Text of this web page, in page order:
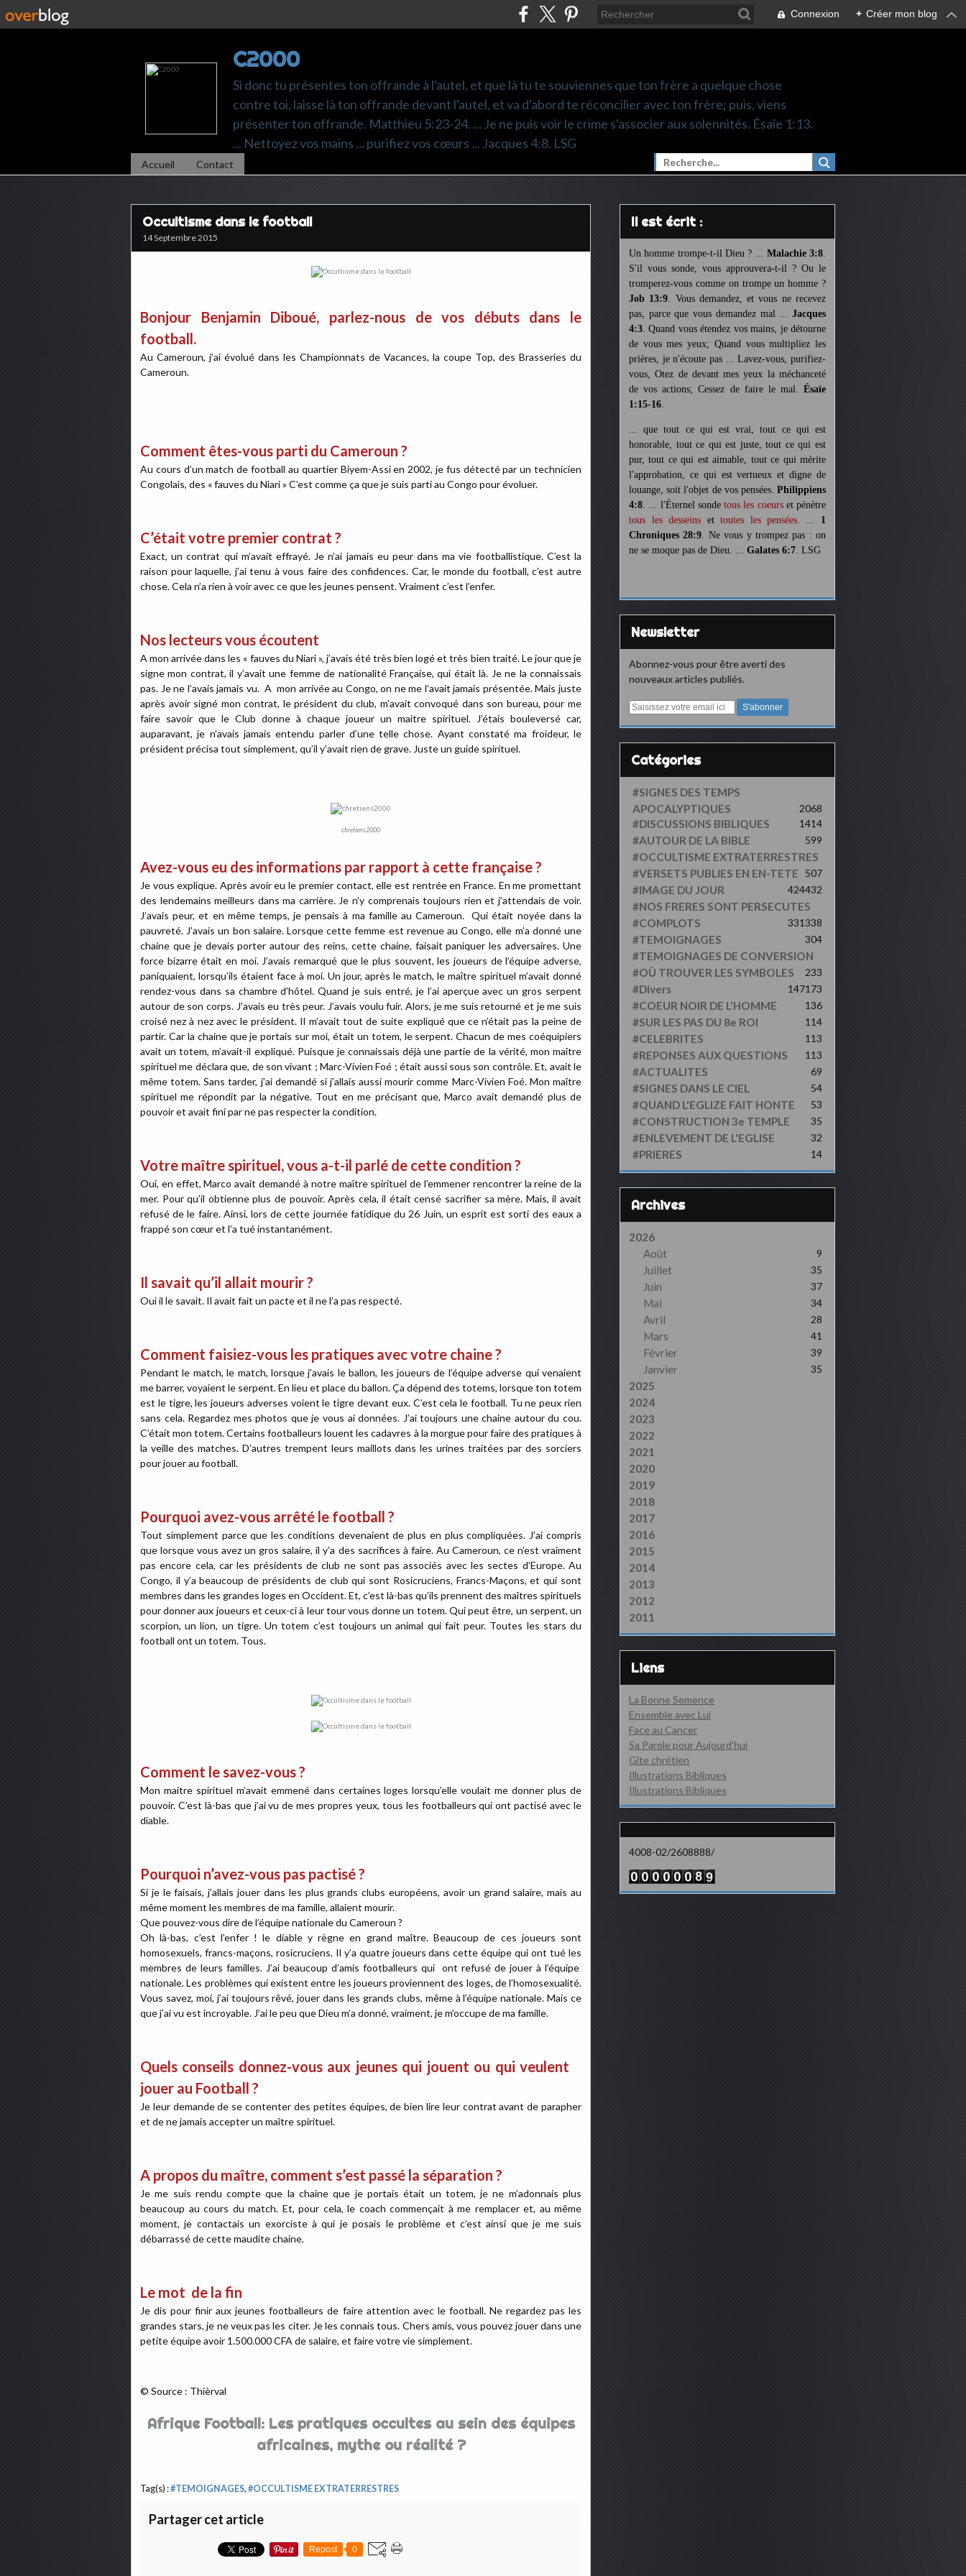
Connexion + Créer mon blog
C2000
Si donc tu présentes ton offrande à l'autel, et que là tu te souviennes que ton frère a quelque chose
contre toi, laisse là ton offrande devant l'autel, et va d'abord te réconcilier avec ton frère; puis, viens
présenter ton offrande. Matthieu 5:23-24. ... Je ne puis voir le crime s'associer aux solennités. Ésaïe 1:13.
... Nettoyez vos mains ... purifiez vos cœurs ... Jacques 4:8. LSG
Accueil Contact
Occultisme dans le football
14 Septembre 2015
Bonjour Benjamin Diboué, parlez-nous de vos débuts dans le
football.
Au Cameroun, j’ai évolué dans les Championnats de Vacances, la coupe Top, des Brasseries du
Cameroun.
Comment êtes-vous parti du Cameroun ?
Au cours d’un match de football au quartier Biyem-Assi en 2002, je fus détecté par un technicien
Congolais, des « fauves du Niari » C’est comme ça que je suis parti au Congo pour évoluer.
C’était votre premier contrat ?
Exact, un contrat qui m’avait effrayé. Je n’ai jamais eu peur dans ma vie footballistique. C’est la
raison pour laquelle, j’ai tenu à vous faire des confidences. Car, le monde du football, c’est autre
chose. Cela n’a rien à voir avec ce que les jeunes pensent. Vraiment c’est l’enfer.
Nos lecteurs vous écoutent
A mon arrivée dans les « fauves du Niari », j’avais été très bien logé et très bien traité. Le jour que je
signe mon contrat, il y’avait une femme de nationalité Française, qui était là. Je ne la connaissais
pas. Je ne l’avais jamais vu. A mon arrivée au Congo, on ne me l’avait jamais présentée. Mais juste
après avoir signé mon contrat, le président du club, m’avait convoqué dans son bureau, pour me
faire savoir que le Club donne à chaque joueur un maitre spirituel. J’étais bouleversé car,
auparavant, je n’avais jamais entendu parler d’une telle chose. Ayant constaté ma froideur, le
président précisa tout simplement, qu’il y’avait rien de grave. Juste un guide spirituel.
chretiens2000
Avez-vous eu des informations par rapport à cette française ?
Je vous explique. Après avoir eu le premier contact, elle est rentrée en France. En me promettant
des lendemains meilleurs dans ma carrière. Je n’y comprenais toujours rien et j’attendais de voir.
J’avais peur, et en même temps, je pensais à ma famille au Cameroun. Qui était noyée dans la
pauvreté. J’avais un bon salaire. Lorsque cette femme est revenue au Congo, elle m’a donné une
chaine que je devais porter autour des reins, cette chaine, faisait paniquer les adversaires. Une
force bizarre était en moi. J’avais remarqué que le plus souvent, les joueurs de l’équipe adverse,
paniquaient, lorsqu’ils étaient face à moi. Un jour, après le match, le maître spirituel m’avait donné
rendez-vous dans sa chambre d’hôtel. Quand je suis entré, je l’ai aperçue avec un gros serpent
autour de son corps. J’avais eu très peur. J’avais voulu fuir. Alors, je me suis retourné et je me suis
croisé nez à nez avec le président. Il m’avait tout de suite expliqué que ce n’était pas la peine de
partir. Car la chaine que je portais sur moi, était un totem, le serpent. Chacun de mes coéquipiers
avait un totem, m’avait-il expliqué. Puisque je connaissais déjà une partie de la vérité, mon maître
spirituel me déclara que, de son vivant ; Marc-Vivien Foé ; était aussi sous son contrôle. Et, avait le
même totem. Sans tarder, j’ai demandé si j’allais aussi mourir comme Marc-Vivien Foé. Mon maître
spirituel me répondit par la négative. Tout en me précisant que, Marco avait demandé plus de
pouvoir et avait fini par ne pas respecter la condition.
Votre maître spirituel, vous a-t-il parlé de cette condition ?
Oui, en effet, Marco avait demandé à notre maître spirituel de l’emmener rencontrer la reine de la
mer. Pour qu’il obtienne plus de pouvoir. Après cela, il était censé sacrifier sa mère. Mais, il avait
refusé de le faire. Ainsi, lors de cette journée fatidique du 26 Juin, un esprit est sorti des eaux a
frappé son cœur et l’a tué instantanément.
Il savait qu’il allait mourir ?
Oui il le savait. Il avait fait un pacte et il ne l’a pas respecté.
Comment faisiez-vous les pratiques avec votre chaine ?
Pendant le match, le match, lorsque j’avais le ballon, les joueurs de l’équipe adverse qui venaient
me barrer, voyaient le serpent. En lieu et place du ballon. Ça dépend des totems, lorsque ton totem
est le tigre, les joueurs adverses voient le tigre devant eux. C’est cela le football. Tu ne peux rien
sans cela. Regardez mes photos que je vous ai données. J’ai toujours une chaine autour du cou.
C’était mon totem. Certains footballeurs louent les cadavres à la morgue pour faire des pratiques à
la veille des matches. D’autres trempent leurs maillots dans les urines traitées par des sorciers
pour jouer au football.
Pourquoi avez-vous arrêté le football ?
Tout simplement parce que les conditions devenaient de plus en plus compliquées. J’ai compris
que lorsque vous avez un gros salaire, il y’a des sacrifices à faire. Au Cameroun, ce n’est vraiment
pas encore cela, car les présidents de club ne sont pas associés avec les sectes d’Europe. Au
Congo, il y’a beaucoup de présidents de club qui sont Rosicruciens, Francs-Maçons, et qui sont
membres dans les grandes loges en Occident. Et, c’est là-bas qu’ils prennent des maîtres spirituels
pour donner aux joueurs et ceux-ci à leur tour vous donne un totem. Qui peut être, un serpent, un
scorpion, un lion, un tigre. Un totem c’est toujours un animal qui fait peur. Toutes les stars du
football ont un totem. Tous.
Comment le savez-vous ?
Mon maitre spirituel m’avait emmené dans certaines loges lorsqu’elle voulait me donner plus de
pouvoir. C’est là-bas que j’ai vu de mes propres yeux, tous les footballeurs qui ont pactisé avec le
diable.
Pourquoi n’avez-vous pas pactisé ?
Si je le faisais, j’allais jouer dans les plus grands clubs européens, avoir un grand salaire, mais au
même moment les membres de ma famille, allaient mourir.
Que pouvez-vous dire de l’équipe nationale du Cameroun ?
Oh là-bas, c’est l’enfer ! le diable y règne en grand maître. Beaucoup de ces joueurs sont
homosexuels, francs-maçons, rosicruciens. Il y’a quatre joueurs dans cette équipe qui ont tué les
membres de leurs familles. J’ai beaucoup d’amis footballeurs qui ont refusé de jouer à l’équipe
nationale. Les problèmes qui existent entre les joueurs proviennent des loges, de l’homosexualité.
Vous savez, moi, j’ai toujours rêvé, jouer dans les grands clubs, même à l’équipe nationale. Mais ce
que j’ai vu est incroyable. J’ai le peu que Dieu m’a donné, vraiment, je m’occupe de ma famille.
Quels conseils donnez-vous aux jeunes qui jouent ou qui veulent
jouer au Football ?
Je leur demande de se contenter des petites équipes, de bien lire leur contrat avant de parapher
et de ne jamais accepter un maître spirituel.
A propos du maître, comment s’est passé la séparation ?
Je me suis rendu compte que la chaine que je portais était un totem, je ne m’adonnais plus
beaucoup au cours du match. Et, pour cela, le coach commençait à me remplacer et, au même
moment, je contactais un exorciste à qui je posais le problème et c’est ainsi que je me suis
débarrassé de cette maudite chaine.
Le mot de la fin
Je dis pour finir aux jeunes footballeurs de faire attention avec le football. Ne regardez pas les
grandes stars, je ne veux pas les citer. Je les connais tous. Chers amis, vous pouvez jouer dans une
petite équipe avoir 1.500.000 CFA de salaire, et faire votre vie simplement.
© Source : Thièrval
Afrique Football: Les pratiques occultes au sein des équipes
africaines, mythe ou réalité ?
Tag(s) :#TEMOIGNAGES, #OCCULTISME EXTRATERRESTRES
Partager cet article
Repost 0
Il est écrit :
Un homme trompe-t-il Dieu ? ... Malachie 3:8.
S'il vous sonde, vous approuvera-t-il ? Ou le
tromperez-vous comme on trompe un homme ?
Job 13:9. Vous demandez, et vous ne recevez
pas, parce que vous demandez mal ... Jacques
4:3. Quand vous étendez vos mains, je détourne
de vous mes yeux; Quand vous multipliez les
prières, je n'écoute pas ... Lavez-vous, purifiez-
vous, Otez de devant mes yeux la méchanceté
de vos actions; Cessez de faire le mal. Ésaïe
1:15-16.
... que tout ce qui est vrai, tout ce qui est
honorable, tout ce qui est juste, tout ce qui est
pur, tout ce qui est aimable, tout ce qui mérite
l'approbation, ce qui est vertueux et digne de
louange, soit l'objet de vos pensées. Philippiens
4:8. ... l'Éternel sonde tous les coeurset pénètre
tous les desseins et toutes les pensées. ... 1
Chroniques 28:9. Ne vous y trompez pas : on
ne se moque pas de Dieu. ... Galates 6:7. LSG
Newsletter
Abonnez-vous pour être averti des
nouveaux articles publiés.
E
a
i
Catégories
#SIGNES DES TEMPS
APOCALYPTIQUES 2068
#DISCUSSIONS BIBLIQUES 1414
#AUTOUR DE LA BIBLE 599
#OCCULTISME EXTRATERRESTRES
507
#VERSETS PUBLIES EN EN-TETE
432
#IMAGE DU JOUR 424
#NOS FRERES SONT PERSECUTES
338
#COMPLOTS 331
#TEMOIGNAGES 304
#TEMOIGNAGES DE CONVERSION
233
#OÙ TROUVER LES SYMBOLES
173
#Divers 147
#COEUR NOIR DE L'HOMME 136
#SUR LES PAS DU 8e ROI 114
#CELEBRITES 113
#REPONSES AUX QUESTIONS 113
#ACTUALITES 69
#SIGNES DANS LE CIEL 54
#QUAND L'EGLIZE FAIT HONTE 53
#CONSTRUCTION 3e TEMPLE 35
#ENLEVEMENT DE L'EGLISE 32
#PRIERES 14
Archives
2026
Août
9
Juillet 35
Juin 37
Mai 34
Avril 28
Mars 41
Février 39
Janvier 35
2025
2024
2023
2022
2021
2020
2019
2018
2017
2016
2015
2014
2013
2012
2011
Liens
La Bonne Semence
Ensemble avec Lui
Face au Cancer
Sa Parole pour Aujourd'hui
Gîte chrétien
Illustrations Bibliques
Illustrations Bibliques
4008-02/2608888/